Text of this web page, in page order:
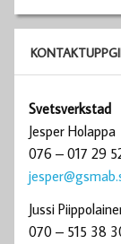
Svetsverkstad
Jesper Holappa
076 – 017 29
Jussi
070 – 515 38